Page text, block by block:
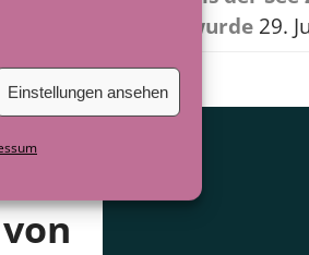
Einstellungen ansehen
wurde 29.